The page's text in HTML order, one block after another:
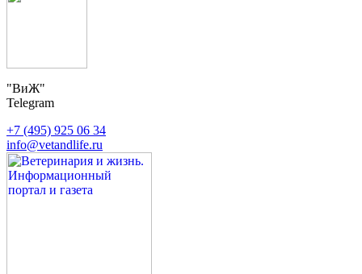
"ВиЖ"
Telegram
+7 (495) 925 06 34
info@vetandlife.ru